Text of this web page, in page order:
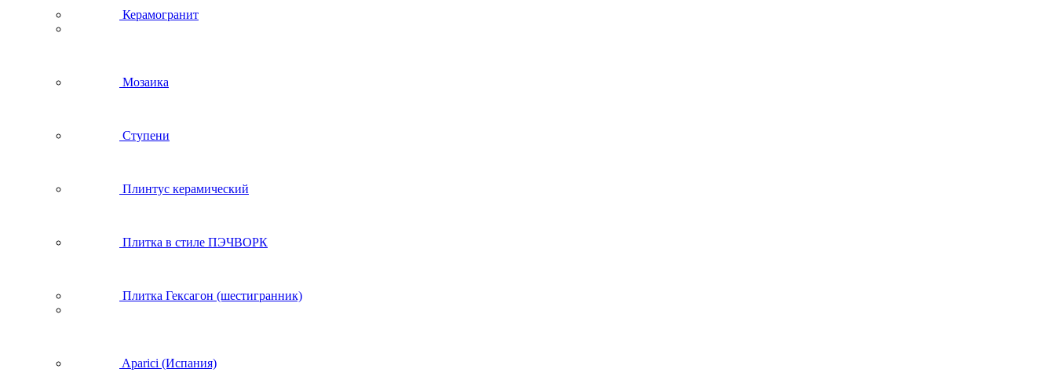
Керамогранит
Мозаика
Ступени
Плинтус керамический
Плитка в стиле ПЭЧВОРК
Плитка Гексагон (шестигранник)
Aparici (Испания)